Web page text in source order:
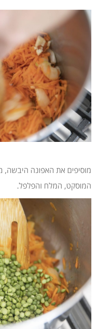
מוסיפים את האפונה היבשה,
המוסקט, המלח והפלפל.